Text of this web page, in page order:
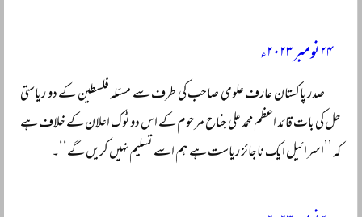
۲۴ نومبر ۲۰۲۳ء
صدر پاکستان عارف علوی صاحب کی طرف سے مسئلہ فلسطین کے دو ریاستی
حل کی بات قائد اعظم محمد علی جناح مرحوم کے اس دوٹوک اعلان کے خلاف ہے
کہ ’’اسرائیل ایک ناجائز ریاست ہے ہم اسے تسلیم نہیں کریں گے‘‘۔